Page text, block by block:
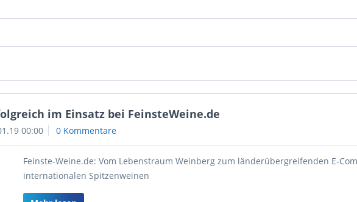
im Einsatz bei FeinsteWeine.de
00:00 0 Kommentare
Feinste-Weine.de: Vom Lebenstraum Weinberg zum länderübergreifenden E-
internationalen Spitzenweinen